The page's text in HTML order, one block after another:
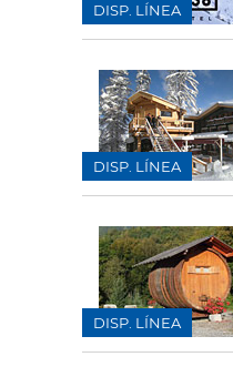
DISP. LÍNEA
DISP. LÍNEA
DISP. LÍNEA